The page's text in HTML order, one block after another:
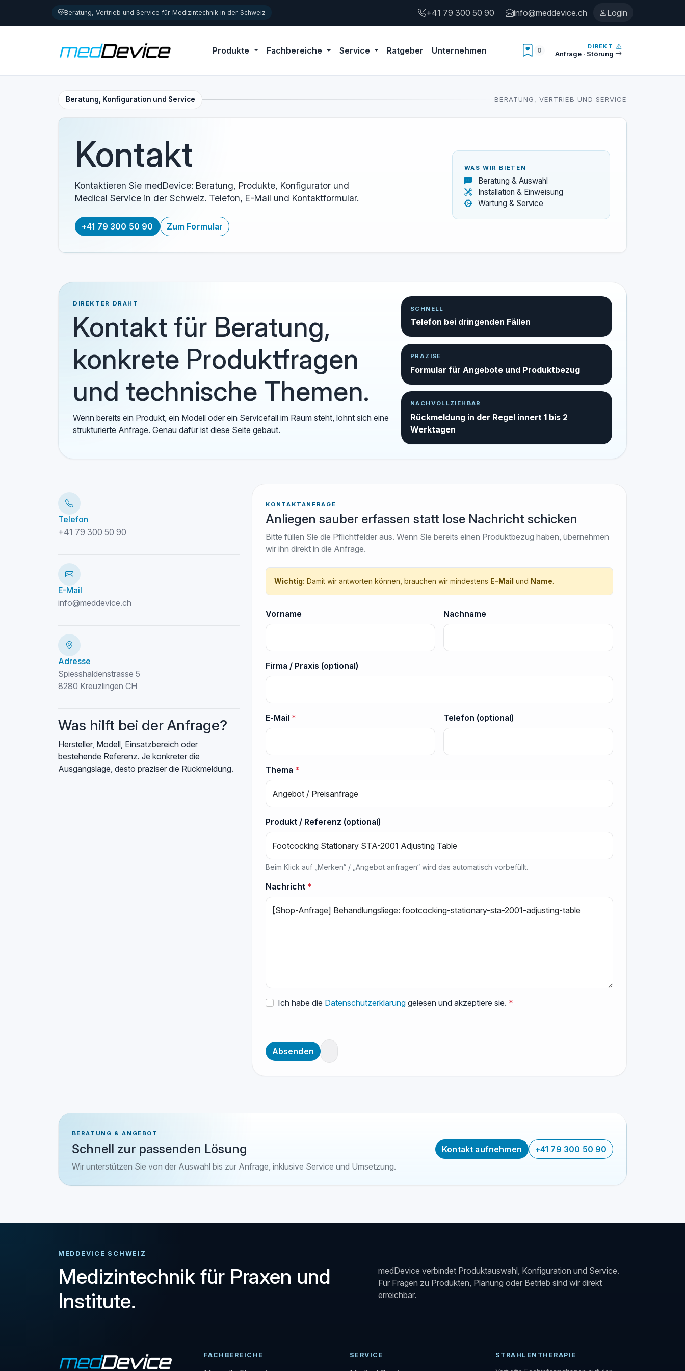
Beratung, Vertrieb und Service für Medizintechnik in der Schweiz +41 79 300 50 90 info@meddevice.ch Login
Produkte Fachbereiche Service Ratgeber Unternehmen 0Anzahl Merkliste
DIREKT
Anfrage · Störung
Beratung, Konfiguration und Service BERATUNG, VERTRIEB UND SERVICE
Kontakt
Kontaktieren Sie medDevice: Beratung, Produkte, Konfigurator und
Medical Service in der Schweiz. Telefon, E-Mail und Kontaktformular.
+41 79 300 50 90 Zum Formular
WAS WIR BIETEN
Beratung & Auswahl
Installation & Einweisung
Wartung & Service
DIREKTER DRAHT
Kontakt für Beratung,
konkrete Produktfragen
und technische Themen.
Wenn bereits ein Produkt, ein Modell oder ein Servicefall im Raum steht, lohnt sich eine
strukturierte Anfrage. Genau dafür ist diese Seite gebaut.
SCHNELL
Telefon bei dringenden Fällen
PRÄZISE
Formular für Angebote und Produktbezug
NACHVOLLZIEHBAR
Rückmeldung in der Regel innert 1 bis 2
Werktagen
Telefon
+41 79 300 50 90
E-Mail
info@meddevice.ch
Adresse
Spiesshaldenstrasse 5
8280 Kreuzlingen CH
Was hilft bei der Anfrage?
Hersteller, Modell, Einsatzbereich oder
bestehende Referenz. Je konkreter die
Ausgangslage, desto präziser die Rückmeldung.
KONTAKTANFRAGE
Anliegen sauber erfassen statt lose Nachricht schicken
Bitte füllen Sie die Pflichtfelder aus. Wenn Sie bereits einen Produktbezug haben, übernehmen
wir ihn direkt in die Anfrage.
Wichtig: Damit wir antworten können, brauchen wir mindestens E‑Mail und Name.
Vorname Nachname
Firma / Praxis (optional)
E‑Mail * Telefon (optional)
Thema *
Produkt / Referenz (optional)
Beim Klick auf „Merken“ / „Angebot anfragen“ wird das automatisch vorbefüllt.
Nachricht *
Ich habe die Datenschutzerklärunggelesen und akzeptiere sie. *
Absenden
BERATUNG & ANGEBOT
Schnell zur passenden Lösung
Wir unterstützen Sie von der Auswahl bis zur Anfrage, inklusive Service und Umsetzung.
Kontakt aufnehmen +41 79 300 50 90
MEDDEVICE SCHWEIZ
Medizintechnik für Praxen und
Institute.
medDevice verbindet Produktauswahl, Konfiguration und Service.
Für Fragen zu Produkten, Planung oder Betrieb sind wir direkt
erreichbar.
FACHBEREICHE SERVICE STRAHLENTHERAPIE